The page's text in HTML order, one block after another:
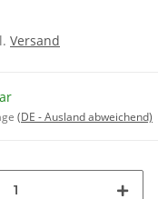
Versand
(DE - Ausland abweichend)